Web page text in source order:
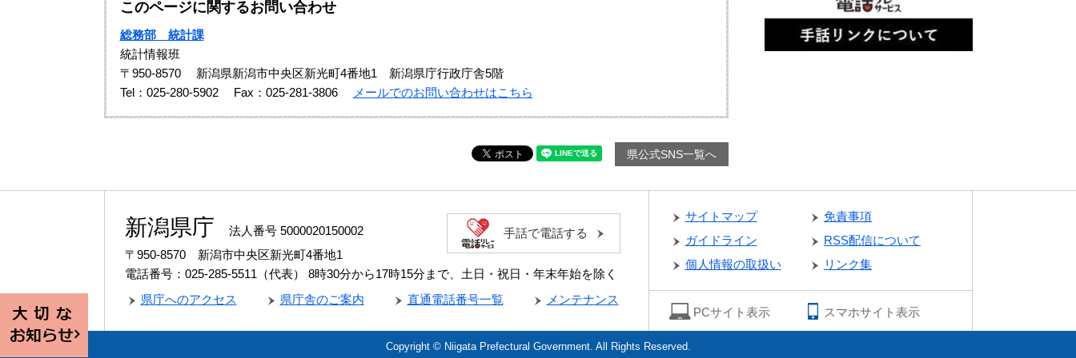
このページに関するお問い合わせ
総務部 統計課
統計情報班
〒950-8570
新潟県新潟市中央区新光町4番地1 新潟県庁行政庁舎5階
Tel：025-280-5902
Fax：025-281-3806 メールでのお問い合わせはこちら
県公式SNS一覧へ
新潟県庁
法人番号 5000020150002
〒950-8570 新潟市中央区新光町4番地1
電話番号：025-285-5511（代表）
8時30分から17時15分まで、土日・祝日・年末年始を除く
手話で電話する
県庁へのアクセス 県庁舎のご案内 直通電話番号一覧 メンテナンス
サイトマップ
免責事項
ガイドライン
RSS配信について
個人情報の取扱い
リンク集
PCサイト表示 スマホサイト表示
Copyright © Niigata Prefectural Government. All Rights Reserved.